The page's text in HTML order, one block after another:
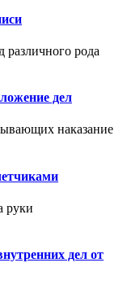
рода
дел
наказание
руки
дел от